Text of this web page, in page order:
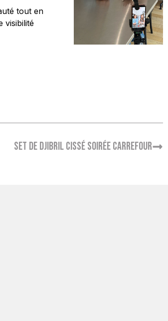
tout en
visibilité
Set de Djibril Cissé soirée Carrefour